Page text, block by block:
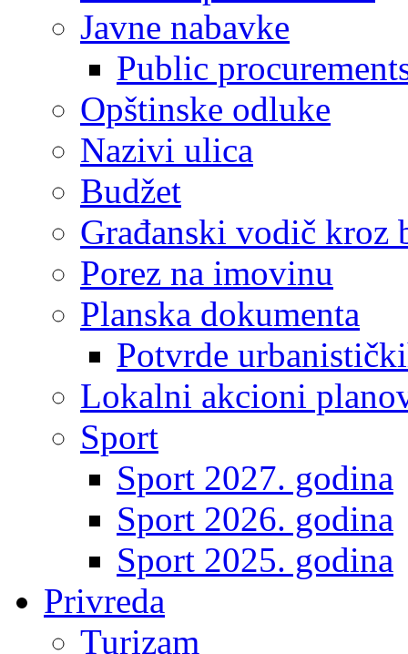
Javne nabavke
Public
Opštinske odluke
Nazivi ulica
Budžet
Građanski vodič kroz
Porez na imovinu
Planska dokumenta
Potvrde
Lokalni akcioni
Sport
Sport 2027. godina
Sport 2026. godina
Sport 2025. godina
Privreda
Turizam